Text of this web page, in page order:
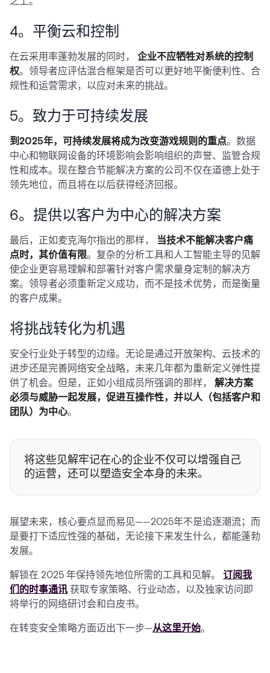
4。平衡云和控制
在云采用率蓬勃发展的同时， 企业不应牺牲对系统的控制
权。领导者应评估混合框架是否可以更好地平衡便利性、合
规性和运营需求，以应对未来的挑战。
5。致力于可持续发展
到2025年，可持续发展将成为改变游戏规则的重点。数据
中心和物联网设备的环境影响会影响组织的声誉、监管合规
性和成本。现在整合节能解决方案的公司不仅在道德上处于
领先地位，而且将在以后获得经济回报。
6。提供以客户为中心的解决方案
最后，正如麦克海尔指出的那样， 当技术不能解决客户痛
点时，其价值有限。复杂的分析工具和人工智能主导的见解
使企业更容易理解和部署针对客户需求量身定制的解决方
案。领导者必须重新定义成功，而不是技术优势，而是衡量
的客户成果。
将挑战转化为机遇
安全行业处于转型的边缘。无论是通过开放架构、云技术的
进步还是完善网络安全战略，未来几年都为重新定义弹性提
供了机会。但是，正如小组成员所强调的那样， 解决方案
必须与威胁一起发展，促进互操作性，并以人（包括客户和
团队）为中心。
将这些见解牢记在心的企业不仅可以增强自己
的运营，还可以塑造安全本身的未来。
展望未来，核心要点显而易见——2025年不是追逐潮流；而
是要打下适应性强的基础，无论接下来发生什么，都能蓬勃
发展。
解锁在 2025 年保持领先地位所需的工具和见解。 订阅我
们的时事通讯 获取专家策略、行业动态，以及独家访问即
将举行的网络研讨会和白皮书。
在转变安全策略方面迈出下一步—从这里开始。